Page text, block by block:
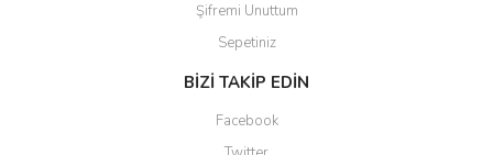
Şifremi Unuttum
Sepetiniz
BİZİ TAKİP EDİN
Facebook